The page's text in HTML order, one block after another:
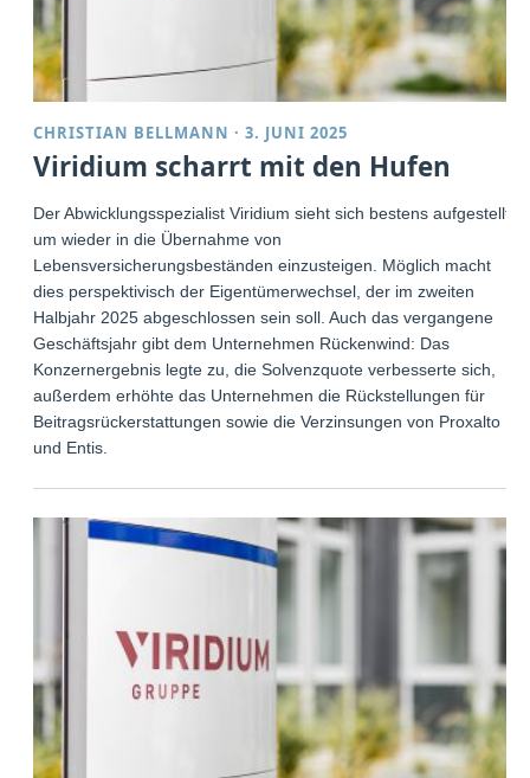
CHRISTIAN BELLMANN ·3. JUNI 2025
Viridium scharrt mit den Hufen
Der Abwicklungsspezialist Viridium sieht sich bestens aufgestellt,
um wieder in die Übernahme von
Lebensversicherungsbeständen einzusteigen. Möglich macht
dies perspektivisch der Eigentümerwechsel, der im zweiten
Halbjahr 2025 abgeschlossen sein soll. Auch das vergangene
Geschäftsjahr gibt dem Unternehmen Rückenwind: Das
Konzernergebnis legte zu, die Solvenzquote verbesserte sich,
außerdem erhöhte das Unternehmen die Rückstellungen für
Beitragsrückerstattungen sowie die Verzinsungen von Proxalto
und Entis.